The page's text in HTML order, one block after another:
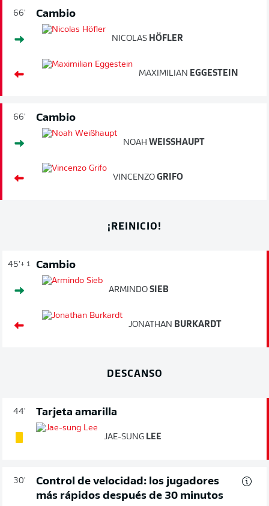
66' Cambio
NICOLAS HÖFLER
MAXIMILIAN EGGESTEIN
66' Cambio
NOAH WEISSHAUPT
VINCENZO GRIFO
¡REINICIO!
45'+ 1 Cambio
ARMINDO SIEB
JONATHAN BURKARDT
DESCANSO
44' Tarjeta amarilla
JAE-SUNG LEE
30'
Control de velocidad: los jugadores
más rápidos después de 30 minutos